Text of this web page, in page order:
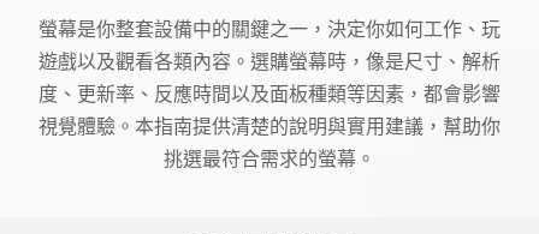
螢幕是你整套設備中的關鍵之一，決定你如何工作、玩
遊戲以及觀看各類內容。選購螢幕時，像是尺寸、解析
度、更新率、反應時間以及面板種類等因素，都會影響
視覺體驗。本指南提供清楚的說明與實用建議，幫助你
挑選最符合需求的螢幕。